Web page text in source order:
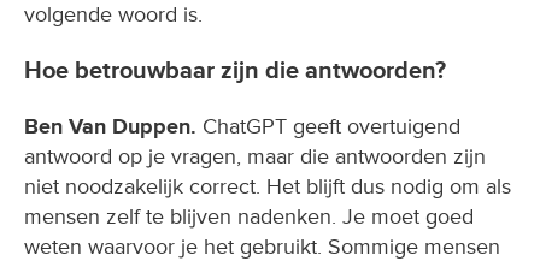
volgende woord is.
Hoe betrouwbaar zijn die antwoorden?
Ben Van Duppen. ChatGPT geeft overtuigend
antwoord op je vragen, maar die antwoorden zijn
niet noodzakelijk correct. Het blijft dus nodig om als
mensen zelf te blijven nadenken. Je moet goed
weten waarvoor je het gebruikt. Sommige mensen